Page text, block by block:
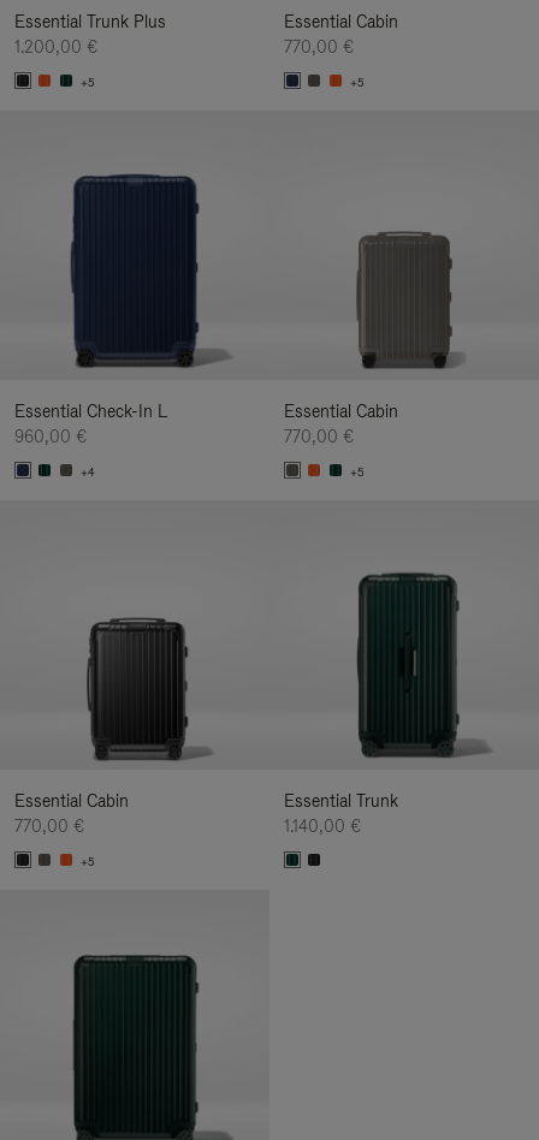
Essential Trunk Plus
1.200,00 €
+5
Essential Cabin
770,00 €
+5
Essential Check-In L
960,00 €
+4
Essential Cabin
770,00 €
+5
Essential Cabin
770,00 €
+5
Essential Trunk
1.140,00 €